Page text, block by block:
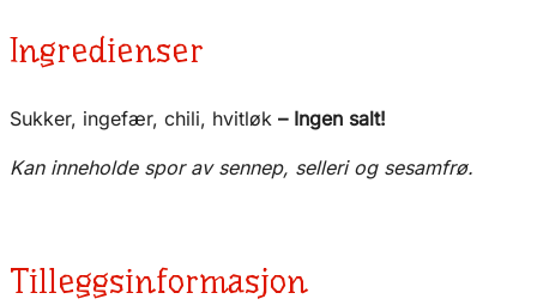
Ingredienser
Sukker, ingefær, chili, hvitløk – Ingen salt!
Kan inneholde spor av sennep, selleri og sesamfrø.
Tilleggsinformasjon